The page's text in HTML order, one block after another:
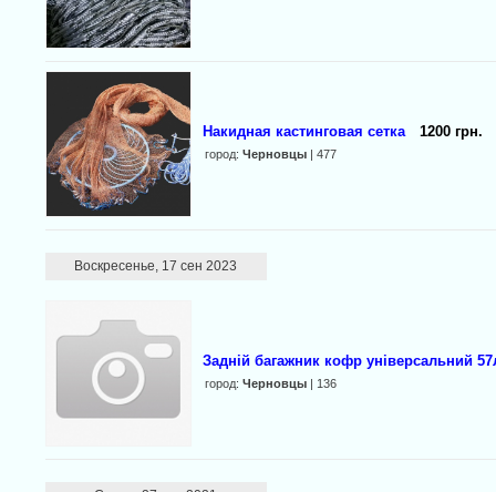
Накидная кастинговая сетка 1200 грн.
город: Черновцы| 477
Воскресенье, 17 сен 2023
Задній багажник кофр універсальний
город: Черновцы| 136